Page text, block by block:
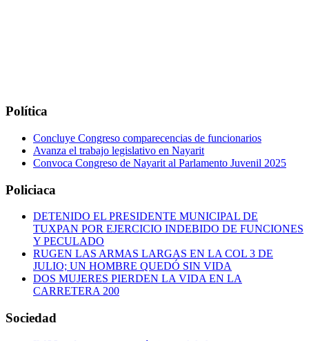
Política
Concluye Congreso comparecencias de funcionarios
Avanza el trabajo legislativo en Nayarit
Convoca Congreso de Nayarit al Parlamento Juvenil 2025
Policiaca
DETENIDO EL PRESIDENTE MUNICIPAL DE
TUXPAN POR EJERCICIO INDEBIDO DE FUNCIONES
Y PECULADO
RUGEN LAS ARMAS LARGAS EN LA COL 3 DE
JULIO; UN HOMBRE QUEDÓ SIN VIDA
DOS MUJERES PIERDEN LA VIDA EN LA
CARRETERA 200
Sociedad